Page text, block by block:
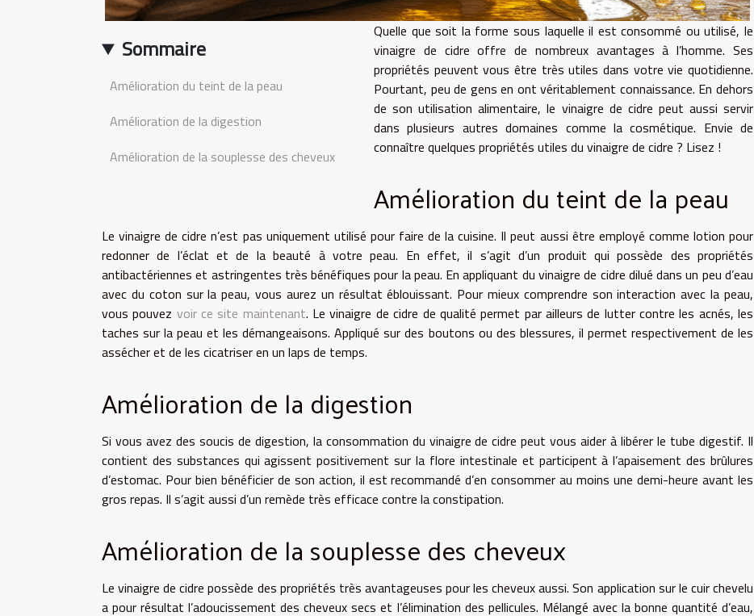
Sommaire
Amélioration du teint de la peau
Amélioration de la digestion
Amélioration de la souplesse des cheveux
Quelle que soit la forme sous laquelle il est consommé ou utilisé, le
vinaigre de cidre offre de nombreux avantages à l’homme. Ses
propriétés peuvent vous être très utiles dans votre vie quotidienne.
Pourtant, peu de gens en ont véritablement connaissance. En dehors
de son utilisation alimentaire, le vinaigre de cidre peut aussi servir
dans plusieurs autres domaines comme la cosmétique. Envie de
connaître quelques propriétés utiles du vinaigre de cidre ? Lisez !
Amélioration du teint de la peau
Le vinaigre de cidre n’est pas uniquement utilisé pour faire de la cuisine. Il peut aussi être employé comme lotion pour
redonner de l’éclat et de la beauté à votre peau. En effet, il s’agit d’un produit qui possède des propriétés
antibactériennes et astringentes très bénéfiques pour la peau. En appliquant du vinaigre de cidre dilué dans un peu d’eau
avec du coton sur la peau, vous aurez un résultat éblouissant. Pour mieux comprendre son interaction avec la peau,
vous pouvez voir ce site maintenant. Le vinaigre de cidre de qualité permet par ailleurs de lutter contre les acnés, les
taches sur la peau et les démangeaisons. Appliqué sur des boutons ou des blessures, il permet respectivement de les
assécher et de les cicatriser en un laps de temps.
Amélioration de la digestion
Si vous avez des soucis de digestion, la consommation du vinaigre de cidre peut vous aider à libérer le tube digestif. Il
contient des substances qui agissent positivement sur la flore intestinale et participent à l’apaisement des brûlures
d’estomac. Pour bien bénéficier de son action, il est recommandé d’en consommer au moins une demi-heure avant les
gros repas. Il s’agit aussi d’un remède très efficace contre la constipation.
Amélioration de la souplesse des cheveux
Le vinaigre de cidre possède des propriétés très avantageuses pour les cheveux aussi. Son application sur le cuir chevelu
a pour résultat l’adoucissement des cheveux secs et l’élimination des pellicules. Mélangé avec la bonne quantité d’eau,